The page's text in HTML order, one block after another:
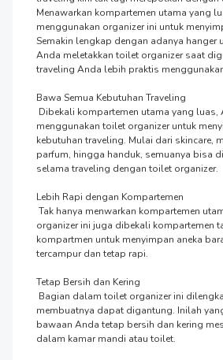
Menawarkan kompartemen utama yang
menggunakan organizer ini untuk
Semakin lengkap dengan adanya hanger
Anda meletakkan toilet organizer saat
traveling Anda lebih praktis
Bawa Semua Kebutuhan Traveling
menggunakan toilet organizer untuk
kebutuhan traveling. Mulai dari skincare,
parfum, hingga handuk, semuanya bisa
selama traveling dengan toilet organizer.
Lebih Rapi dengan Kompartemen
organizer ini juga dibekali kompartemen
kompartmen untuk menyimpan aneka
tercampur dan tetap rapi.
Tetap Bersih dan Kering
membuatnya dapat digantung. Inilah
bawaan Anda tetap bersih dan kering
dalam kamar mandi atau toilet.